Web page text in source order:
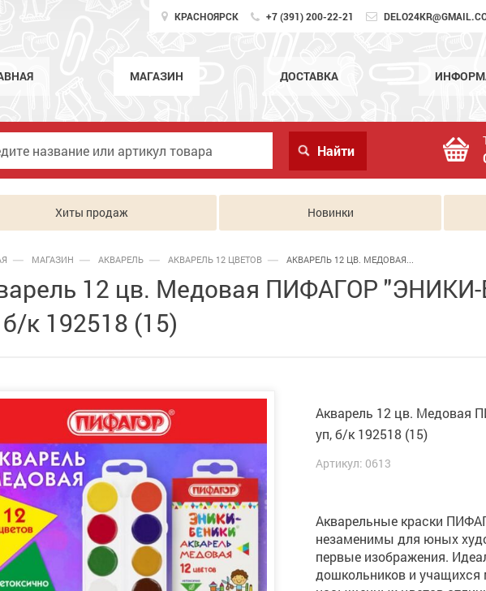
КРАСНОЯРСК +7 (391) 200-22-21
МАГАЗИН ДОСТАВКА
Хиты продаж Новинки
МАГАЗИН АКВАРЕЛЬ АКВАРЕЛЬ 12 ЦВЕТОВ АКВАРЕЛЬ 12 ЦВ. МЕДОВАЯ...
12 цв. Медовая ПИФАГОР
б/к 192518 (15)
Акварель 12 цв. Медовая
уп, б/к 192518 (15)
Артикул: 0613
Акварельные краски
незаменимы для юных
первые изображения.
дошкольников и